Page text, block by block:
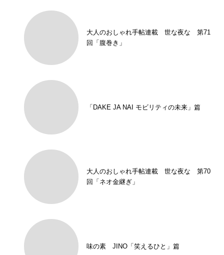
大人のおしゃれ手帖連載 世な夜な 第71
回「腹巻き」
「DAKE JA NAI モビリティの未来」篇
大人のおしゃれ手帖連載 世な夜な 第70
回「ネオ金継ぎ」
味の素 JINO「笑えるひと」篇